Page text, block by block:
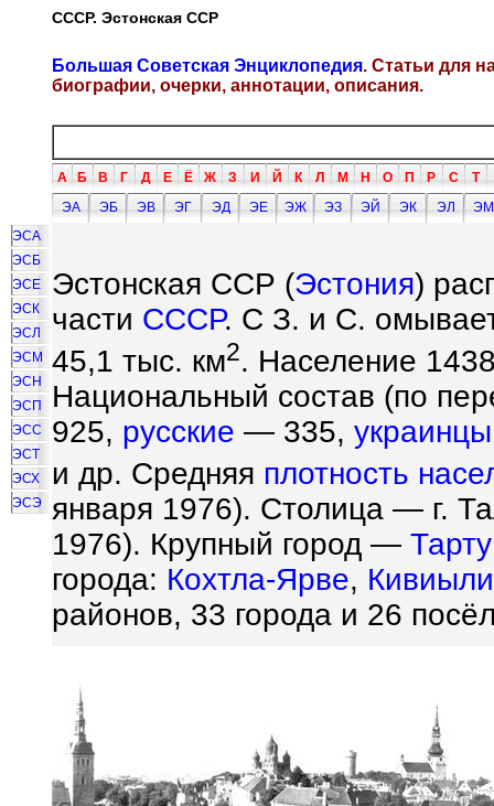
СССР. Эстонская ССР
Большая Советская Энциклопедия. Статьи для
биографии, очерки, аннотации, описания.
А Б В Г Д Е Ё Ж З И Й К Л М Н О П Р С Т
ЭА
ЭБ ЭВ ЭГ ЭД ЭЕ ЭЖ ЭЗ ЭЙ ЭК ЭЛ
ЭМ
ЭСА
ЭСБ
ЭСЕ
ЭСК
ЭСЛ
ЭСМ
ЭСН
ЭСП
ЭСС
ЭСТ
ЭСХ
ЭСЭ
Эстонская ССР (Эстония)
части СССР. С З. и С.
45,1 тыс. км2. Население
Национальный состав (по
925, русские — 335, украинцы
и др. Средняя плотность
января 1976). Столица — г.
1976). Крупный город — Тарту
города: Кохтла-Ярве, Кивиыли
районов, 33 города и 26